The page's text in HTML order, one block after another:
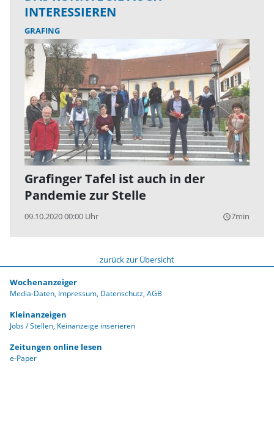
INTERESSIEREN
GRAFING
Grafinger Tafel ist auch in der
Pandemie zur Stelle
09.10.2020 00:00 Uhr query_builder7min
zurück zur Übersicht
Wochenanzeiger
Media-Daten Impressum Datenschutz AGB
Kleinanzeigen
Jobs / Stellen Keinanzeige inserieren
Zeitungen online lesen
e-Paper